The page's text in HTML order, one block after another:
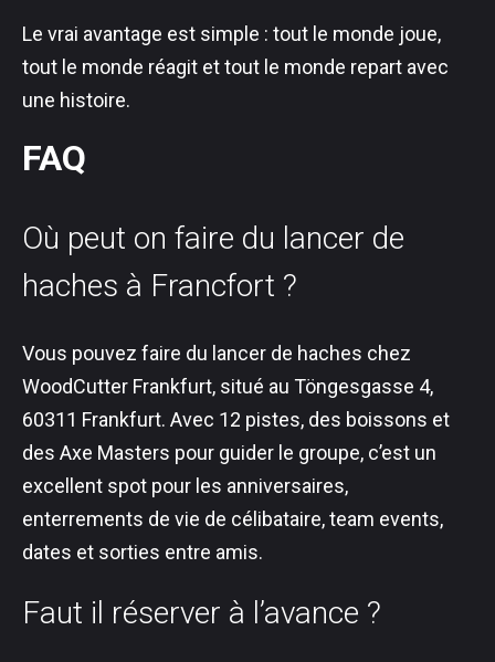
Le vrai avantage est simple : tout le monde joue,
tout le monde réagit et tout le monde repart avec
une histoire.
FAQ
Où peut on faire du lancer de
haches à Francfort ?
Vous pouvez faire du lancer de haches chez
WoodCutter Frankfurt, situé au Töngesgasse 4,
60311 Frankfurt. Avec 12 pistes, des boissons et
des Axe Masters pour guider le groupe, c’est un
excellent spot pour les anniversaires,
enterrements de vie de célibataire, team events,
dates et sorties entre amis.
Faut il réserver à l’avance ?